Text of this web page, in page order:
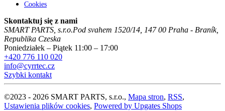
Cookies
Skontaktuj się z nami
SMART PARTS, s.r.o.Pod svahem 1520/14, 147 00 Praha - Braník,
Republika Czeska
Poniedziałek – Piątek 11:00 – 17:00
+420 776 110 020
info@cyrrtec.cz
Szybki kontakt
©2023 - 2026 SMART PARTS, s.r.o., Mapa stron, RSS,
Ustawienia plików cookies, Powered by Upgates Shops